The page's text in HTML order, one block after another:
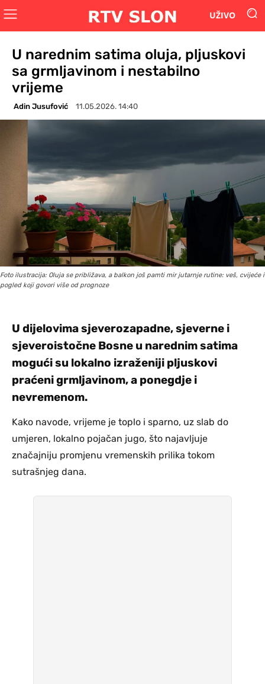
UŽIVO
U narednim satima oluja, pljuskovi
sa grmljavinom i nestabilno
vrijeme
Adin Jusufović 11.05.2026. 14:40
Foto ilustracija: Oluja se približava, a balkon još pamti mir jutarnje rutine: veš, cvijeće i
pogled koji govori više od prognoze
U dijelovima sjeverozapadne, sjeverne i
sjeveroistočne Bosne u narednim satima
mogući su lokalno izraženiji pljuskovi
praćeni grmljavinom, a ponegdje i
nevremenom.
Kako navode, vrijeme je toplo i sparno, uz slab do
umjeren, lokalno pojačan jugo, što najavljuje
značajniju promjenu vremenskih prilika tokom
sutrašnjeg dana.